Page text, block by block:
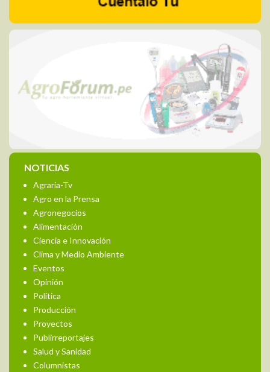
NOTICIAS
Agraria-Tv
Agro en la Prensa
Agronegocios
Alimentación
Ciencia e Innovación
Clima y Medio Ambiente
Eventos
Opinión
Política
Producción
Proyectos
Publirreportajes
Salud y Sanidad
Columnistas